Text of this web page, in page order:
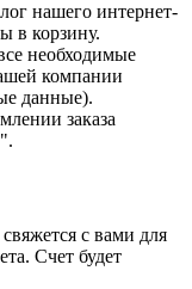
нашего интернет-
в корзину.
необходимые
компании
данные).
заказа
с вами для
Счет будет